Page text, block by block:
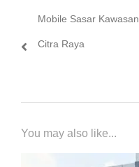
Mobile Sasar Kawasan
Citra Raya
You may also like...